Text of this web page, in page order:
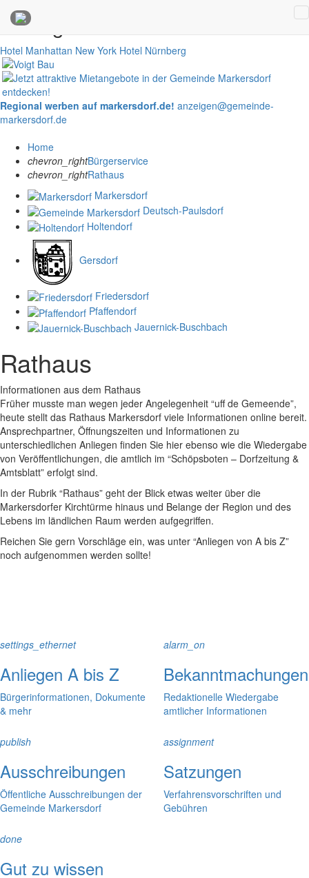
Anzeigen
Hotel Manhattan New York Hotel Nürnberg
Regional werben auf markersdorf.de! anzeigen@gemeinde-
markersdorf.de
Home
chevron_rightBürgerservice
chevron_rightRathaus
Markersdorf
Deutsch-Paulsdorf
Holtendorf
Gersdorf
Friedersdorf
Pfaffendorf
Jauernick-Buschbach
Rathaus
Informationen aus dem Rathaus
Früher musste man wegen jeder Angelegenheit “uff de Gemeende”,
heute stellt das Rathaus Markersdorf viele Informationen online bereit.
Ansprechpartner, Öffnungszeiten und Informationen zu
unterschiedlichen Anliegen finden Sie hier ebenso wie die Wiedergabe
von Veröffentlichungen, die amtlich im “Schöpsboten – Dorfzeitung &
Amtsblatt” erfolgt sind.
In der Rubrik “Rathaus” geht der Blick etwas weiter über die
Markersdorfer Kirchtürme hinaus und Belange der Region und des
Lebens im ländlichen Raum werden aufgegriffen.
Reichen Sie gern Vorschläge ein, was unter “Anliegen von A bis Z”
noch aufgenommen werden sollte!
settings_ethernet
Anliegen A bis Z
Bürgerinformationen, Dokumente
& mehr
alarm_on
Bekanntmachungen
Redaktionelle Wiedergabe
amtlicher Informationen
publish
Ausschreibungen
Öffentliche Ausschreibungen der
Gemeinde Markersdorf
assignment
Satzungen
Verfahrensvorschriften und
Gebühren
done
Gut zu wissen